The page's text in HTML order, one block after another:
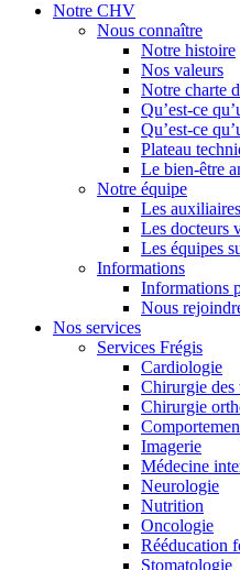
Notre CHV
Nous connaître
Notre histoire
Nos valeurs
Notre charte
Qu’est-ce
Qu’est-ce
Plateau
Le bien-être
Notre équipe
Les
Les docteurs
Les équipes
Informations
Informations
Nous
Nos services
Services Frégis
Cardiologie
Chirurgie des
Chirurgie
Imagerie
Médecine
Neurologie
Nutrition
Oncologie
Rééducation
Stomatologie